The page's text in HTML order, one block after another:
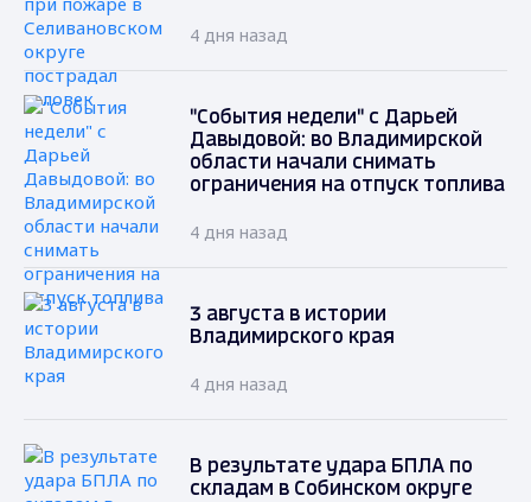
4 дня назад
"События недели" с Дарьей
Давыдовой: во Владимирской
области начали снимать
ограничения на отпуск топлива
4 дня назад
3 августа в истории
Владимирского края
4 дня назад
В результате удара БПЛА по
складам в Собинском округе